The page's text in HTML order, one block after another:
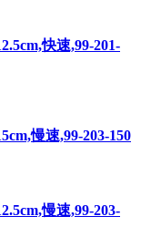
快速,99-201-
慢速,99-203-150
慢速,99-203-